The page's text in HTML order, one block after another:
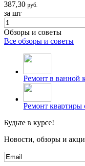
387,30 руб.
за шт
Обзоры и советы
Все обзоры и советы
Ремонт в ванной
Ремонт
Будьте в курсе!
Новости, обзоры и